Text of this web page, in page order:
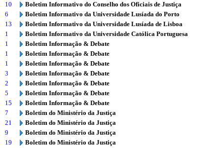
10
Boletim Informativo do Conselho dos Oficiais de Justiça
6
Boletim Informativo da Universidade Lusíada do Porto
13
Boletim Informativo da Universidade Lusíada de Lisboa
1
Boletim Informativo da Universidade Católica Portuguesa
1
Boletim Informação & Debate
1
Boletim Informação & Debate
1
Boletim Informação & Debate
3
Boletim Informação & Debate
2
Boletim Informação & Debate
5
Boletim Informação & Debate
15
Boletim Informação & Debate
7
Boletim do Ministério da Justiça
21
Boletim do Ministério da Justiça
9
Boletim do Ministério da Justiça
19
Boletim do Ministério da Justiça